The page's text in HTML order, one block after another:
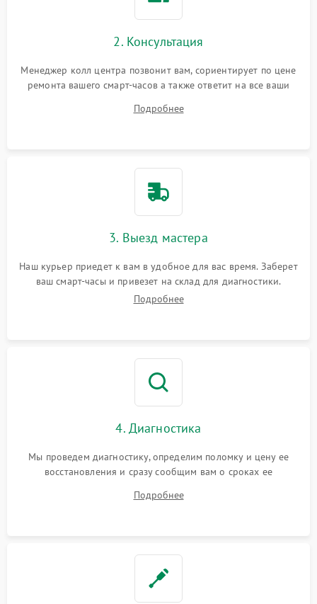
2. Консультация
Менеджер колл центра позвонит вам, сориентирует по цене
ремонта вашего смарт-часов а также ответит на все ваши
Подробнее
3. Выезд мастера
Наш курьер приедет к вам в удобное для вас время. Заберет
ваш смарт-часы и привезет на склад для диагностики.
Подробнее
4. Диагностика
Мы проведем диагностику, определим поломку и цену ее
восстановления и сразу сообщим вам о сроках ее
Подробнее